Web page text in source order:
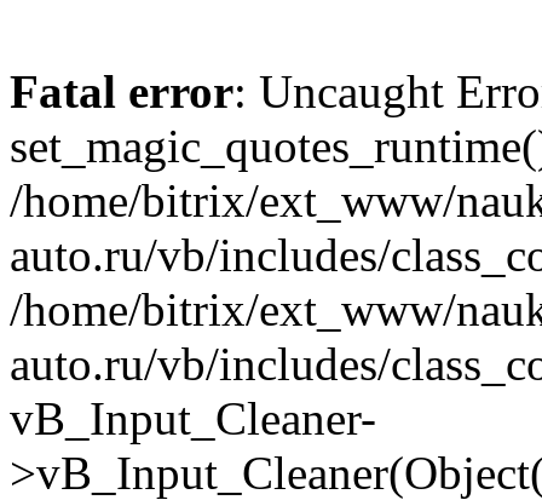
Fatal error: Uncaught
/home/bitrix/ext_www/
auto.ru/vb/includes/
/home/bitrix/ext_www/
auto.ru/vb/includes/
vB_Input_Cleaner-